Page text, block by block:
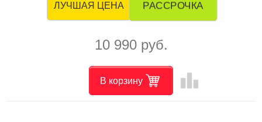
ЛУЧШАЯ ЦЕНА РАССРОЧКА
10 990 руб.
В корзину leaderboard